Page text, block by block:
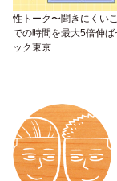
性トーク〜聞きにくい
での時間を最大5倍伸
ック東京